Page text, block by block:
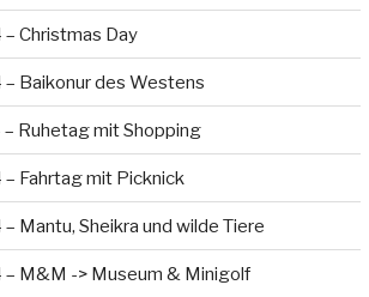
Christmas Day
Baikonur des Westens
Ruhetag mit Shopping
Fahrtag mit Picknick
Mantu, Sheikra und wilde Tiere
M&M -> Museum & Minigolf